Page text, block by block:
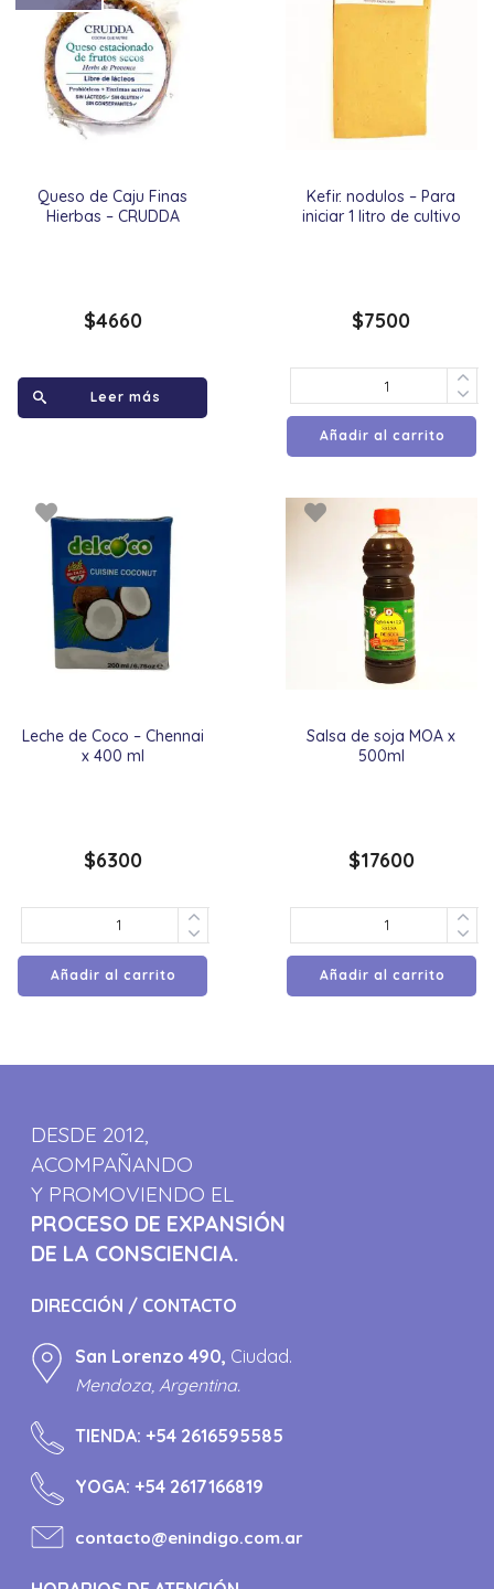
Queso de Caju Finas
Hierbas – CRUDDA
$4660
Leer más
Kefir. nodulos – Para
iniciar 1 litro de cultivo
$7500
Añadir al carrito
Leche de Coco – Chennai
x 400 ml
$6300
Añadir al carrito
Salsa de soja MOA x
500ml
$17600
Añadir al carrito
DESDE 2012,
ACOMPAÑANDO
Y PROMOVIENDO EL
PROCESO DE EXPANSIÓN
DE LA CONSCIENCIA.
DIRECCIÓN / CONTACTO
San Lorenzo 490, Ciudad.
Mendoza, Argentina.
TIENDA:+54 2616595585
YOGA:+54 2617166819
contacto@enindigo.com.ar